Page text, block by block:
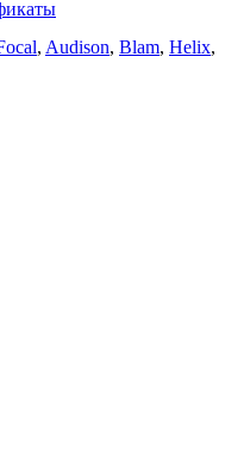
, Audison, Blam, Helix,